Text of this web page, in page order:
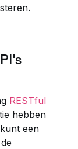
RESTful
hebben
een